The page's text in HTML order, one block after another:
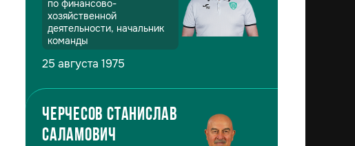
по финансово-
хозяйственной
деятельности, начальник
команды
25 августа 1975
Черчесов Станислав
Саламович